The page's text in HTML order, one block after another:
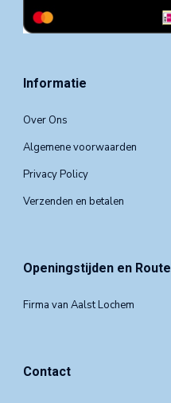
Informatie
Over Ons
Algemene voorwaarden
Privacy Policy
Verzenden en betalen
Openingstijden en Route
Firma van Aalst Lochem
Contact